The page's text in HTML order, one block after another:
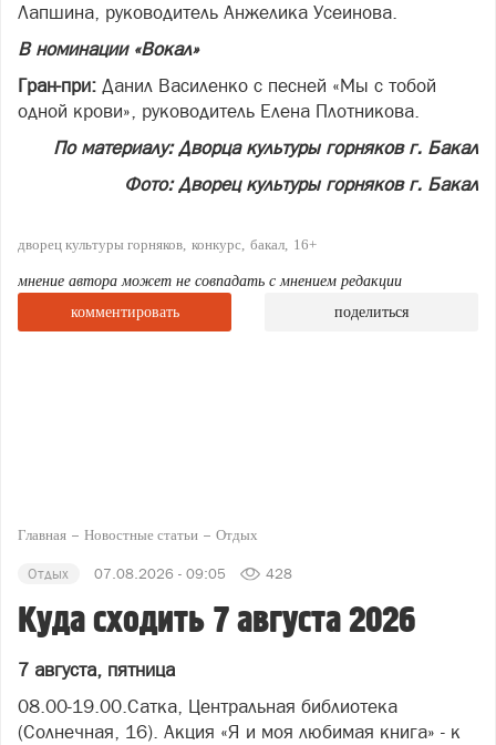
Лапшина, руководитель Анжелика Усеинова.
В номинации «Вокал»
Гран-при: Данил Василенко с песней «Мы с тобой
одной крови», руководитель Елена Плотникова.
По материалу: Дворца культуры горняков г. Бакал
Фото: Дворец культуры горняков г. Бакал
дворец культуры горняков конкурс бакал 16+
мнение автора может не совпадать с мнением редакции
комментировать
поделиться
Главная Новостные статьи Отдых
Отдых 07.08.2026 - 09:05 428
Куда сходить 7 августа 2026
7 августа, пятница
08.00-19.00.Сатка, Центральная библиотека
(Солнечная, 16). Акция «Я и моя любимая книга» - к